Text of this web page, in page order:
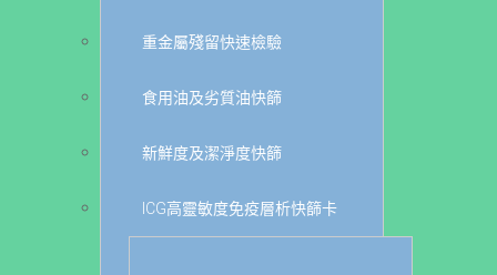
重金屬殘留快速檢驗
食用油及劣質油快篩
新鮮度及潔淨度快篩
ICG高靈敏度免疫層析快篩卡